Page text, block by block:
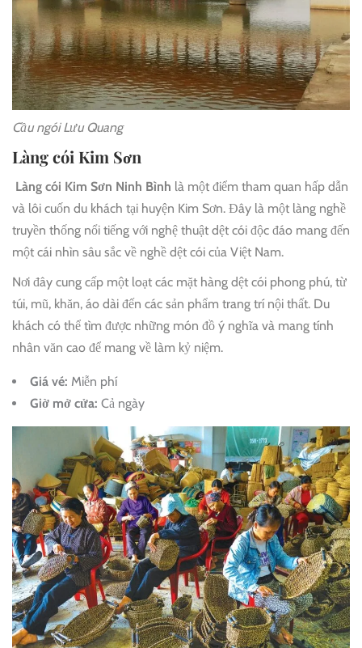
Cầu ngói Lưu Quang
Làng cói Kim Sơn
Làng cói Kim Sơn Ninh Bình là một điểm tham quan hấp dẫn
và lôi cuốn du khách tại huyện Kim Sơn. Đây là một làng nghề
truyền thống nổi tiếng với nghệ thuật dệt cói độc đáo mang đến
một cái nhìn sâu sắc về nghề dệt cói của Việt Nam.
Nơi đây cung cấp một loạt các mặt hàng dệt cói phong phú, từ
túi, mũ, khăn, áo dài đến các sản phẩm trang trí nội thất. Du
khách có thể tìm được những món đồ ý nghĩa và mang tính
nhân văn cao để mang về làm kỷ niệm.
Giá vé: Miễn phí
Giờ mở cửa: Cả ngày